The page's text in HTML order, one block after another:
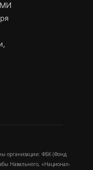
организации: ФБК (Фонд
Навального, «Национал-